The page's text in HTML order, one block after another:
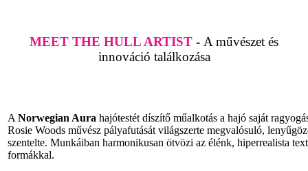
MEET THE HULL ARTIST - A művészet és
innováció találkozása
A Norwegian Aura hajótestét díszítő műalkotás a hajó saját
Rosie Woods művész pályafutását világszerte megvalósuló,
szentelte. Munkáiban harmonikusan ötvözi az élénk, hiperrealista
formákkal.